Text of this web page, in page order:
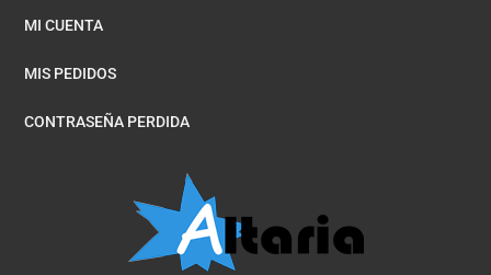
MI CUENTA
MIS PEDIDOS
CONTRASEÑA PERDIDA